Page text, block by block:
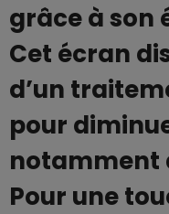
grâce à son
Cet écran
d’un
pour
notamment
Pour une